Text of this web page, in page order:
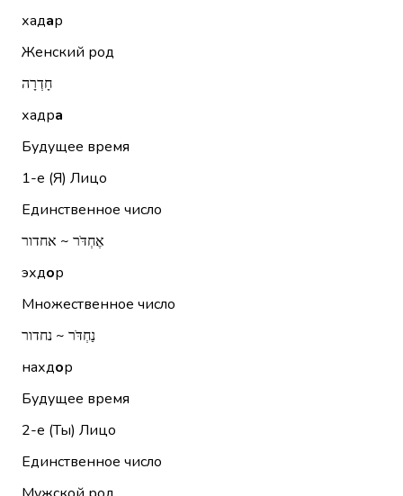
хадар
Женский род
חָדְרָה
хадра
Будущее время
1-е (Я) Лицо
Единственное число
אֶחְדֹּר ~ אחדור
эхдор
Множественное число
נַחְדֹּר ~ נחדור
нахдор
Будущее время
2-е (Ты) Лицо
Единственное число